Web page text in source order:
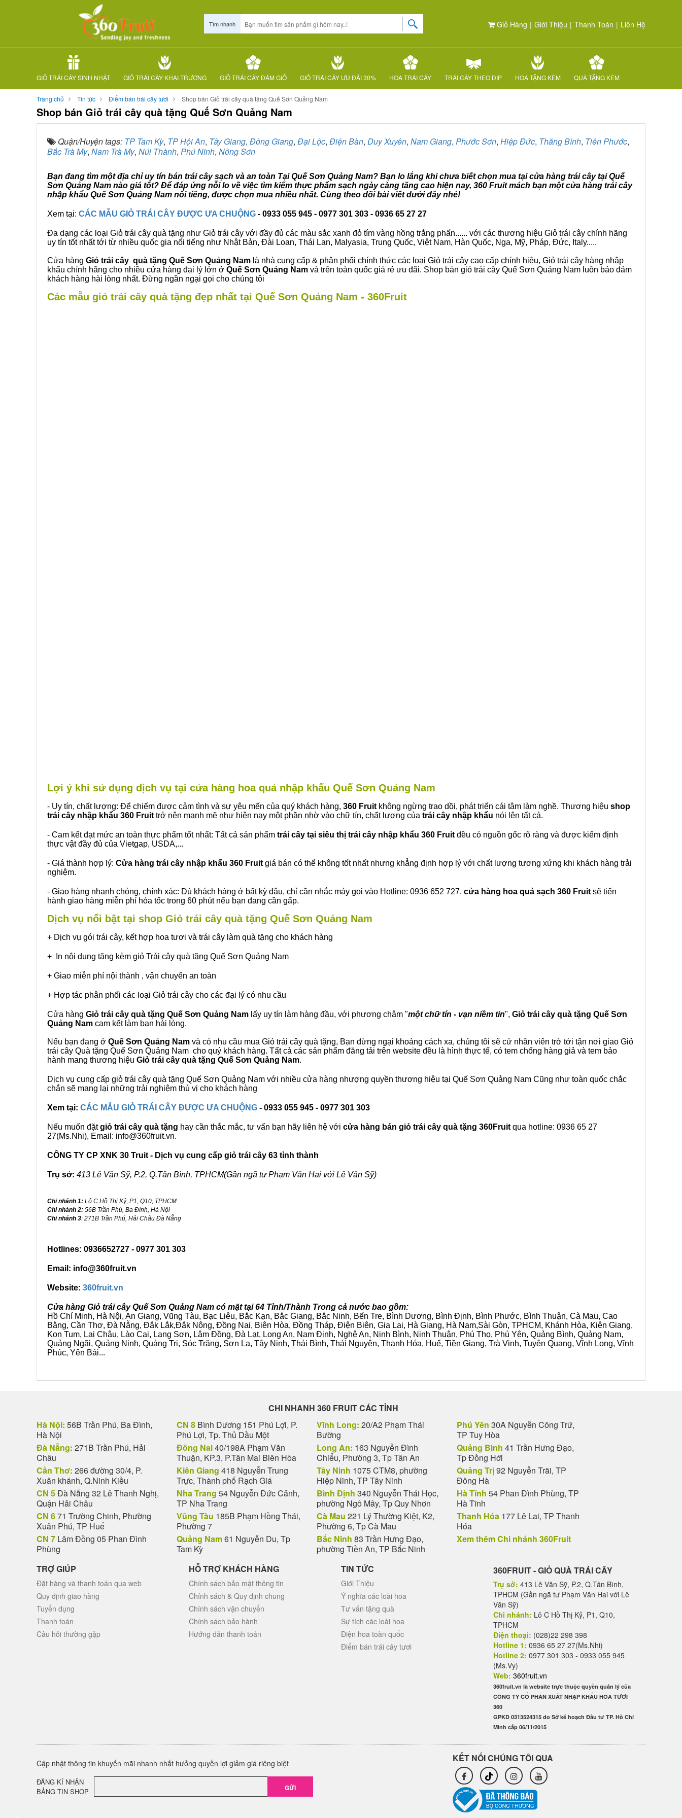
Giỏ Hàng | Giới Thiệu | Thanh Toán | Liên Hệ
Tìm nhanh
GIỎ TRÁI CÂY SINH NHẬT GIỎ TRÁI CÂY KHAI TRƯƠNG GIỎ TRÁI CÂY ĐÁM GIỖ GIỎ TRÁI CÂY ƯU ĐÃI 30% HOA TRÁI CÂY TRÁI CÂY THEO DỊP HOA TẶNG KÈM QUÀ TẶNG KÈM
Trang chủ Tin tức Điểm bán trái cây tươi Shop bán Giỏ trái cây quà tặng Quế Sơn Quảng Nam
Shop bán Giỏ trái cây quà tặng Quế Sơn Quảng Nam
Quận/Huyện tags: TP Tam Kỳ, TP Hội An, Tây Giang, Đông Giang, Đại Lộc, Điện Bàn, Duy Xuyên, Nam Giang, Phước Sơn, Hiệp Đức, Thăng Bình, Tiên Phước,
Bắc Trà My, Nam Trà My, Núi Thành, Phú Ninh, Nông Sơn
Bạn đang tìm một địa chỉ uy tín bán trái cây sạch và an toàn Tại Quế Sơn Quảng Nam? Bạn lo lắng khi chưa biết chọn mua tại cửa hàng trái cây tại Quế
Sơn Quảng Nam nào giá tốt? Để đáp ứng nỗi lo về việc tìm kiếm thực phẩm sạch ngày càng tăng cao hiện nay, 360 Fruit mách bạn một cửa hàng trái cây
nhập khẩu Quế Sơn Quảng Nam nổi tiếng, được chọn mua nhiều nhất. Cùng theo dõi bài viết dưới đây nhé!
Xem tại: CÁC MẪU GIỎ TRÁI CÂY ĐƯỢC ƯA CHUỘNG - 0933 055 945 - 0977 301 303 - 0936 65 27 27
Đa dạng các loại Giỏ trái cây quà tặng như Giỏ trái cây với đầy đủ các màu sắc xanh đỏ tím vàng hồng trắng phấn...... với các thương hiệu Giỏ trái cây chính hãng
uy tín tốt nhất tới từ nhiều quốc gia nổi tiếng như Nhật Bản, Đài Loan, Thái Lan, Malyasia, Trung Quốc, Việt Nam, Hàn Quốc, Nga, Mỹ, Pháp, Đức, Italy.....
Cửa hàng Giỏ trái cây quà tặng Quế Sơn Quảng Nam là nhà cung cấp & phân phối chính thức các loại Giỏ trái cây cao cấp chính hiệu, Giỏ trái cây hàng nhập
khẩu chính hãng cho nhiều cửa hàng đại lý lớn ở Quế Sơn Quảng Nam và trên toàn quốc giá rẻ ưu đãi. Shop bán giỏ trái cây Quế Sơn Quảng Nam luôn bảo đảm
khách hàng hài lòng nhất. Đừng ngần ngại gọi cho chúng tôi
Các mẫu giỏ trái cây quà tặng đẹp nhất tại Quế Sơn Quảng Nam - 360Fruit
Lợi ý khi sử dụng dịch vụ tại cửa hàng hoa quả nhập khẩu Quế Sơn Quảng Nam
- Uy tín, chất lượng: Để chiếm được cảm tình và sự yêu mến của quý khách hàng, 360 Fruit không ngừng trao dồi, phát triển cái tâm làm nghề. Thương hiệu shop
trái cây nhập khẩu 360 Fruit trở nên mạnh mẽ như hiện nay một phần nhờ vào chữ tín, chất lượng của trái cây nhập khẩu nói lên tất cả.
- Cam kết đạt mức an toàn thực phẩm tốt nhất: Tất cả sản phẩm trái cây tại siêu thị trái cây nhập khẩu 360 Fruit đều có nguồn gốc rõ ràng và được kiểm định
thực vật đầy đủ của Vietgap, USDA,...
- Giá thành hợp lý: Cửa hàng trái cây nhập khẩu 360 Fruit giá bán có thể không tốt nhất nhưng khẳng định hợp lý với chất lượng tương xứng khi khách hàng trải
nghiệm.
- Giao hàng nhanh chóng, chính xác: Dù khách hàng ở bất kỳ đâu, chỉ cần nhắc máy gọi vào Hotline: 0936 652 727, cửa hàng hoa quả sạch 360 Fruit sẽ tiến
hành giao hàng miễn phí hỏa tốc trong 60 phút nếu bạn đang cần gấp.
Dịch vụ nổi bật tại shop Giỏ trái cây quà tặng Quế Sơn Quảng Nam
+ Dịch vụ gói trái cây, kết hợp hoa tươi và trái cây làm quà tặng cho khách hàng
+ In nội dung tặng kèm giỏ Trái cây quà tặng Quế Sơn Quảng Nam
+ Giao miễn phí nội thành , vận chuyển an toàn
+ Hợp tác phân phối các loại Giỏ trái cây cho các đại lý có nhu cầu
Cửa hàng Giỏ trái cây quà tặng Quế Sơn Quảng Nam lấy uy tín làm hàng đầu, với phương châm "một chữ tín - vạn niềm tin", Giỏ trái cây quà tặng Quế Sơn
Quảng Nam cam kết làm bạn hài lòng.
Nếu bạn đang ở Quế Sơn Quảng Nam và có nhu cầu mua Giỏ trái cây quà tặng, Bạn đừng ngại khoảng cách xa, chúng tôi sẽ cử nhân viên trở tới tận nơi giao Giỏ
trái cây Quà tặng Quế Sơn Quảng Nam cho quý khách hàng. Tất cả các sản phẩm đăng tải trên website đều là hình thực tế, có tem chống hàng giả và tem bảo
hành mang thương hiệu Giỏ trái cây quà tặng Quế Sơn Quảng Nam.
Dịch vụ cung cấp giỏ trái cây quà tặng Quế Sơn Quảng Nam với nhiều cửa hàng nhượng quyền thương hiệu tại Quế Sơn Quảng Nam Cũng như toàn quốc chắc
chắn sẽ mang lại những trải nghiệm thù vị cho khách hàng
Xem tại: CÁC MẪU GIỎ TRÁI CÂY ĐƯỢC ƯA CHUỘNG - 0933 055 945 - 0977 301 303
Nếu muốn đặtgiỏ trái cây quà tặng hay cần thắc mắc, tư vấn bạn hãy liên hệ với cửa hàng bán giỏ trái cây quà tặng 360Fruit qua hotline: 0936 65 27
27(Ms.Nhi), Email: info@360fruit.vn.
CÔNG TY CP XNK 30 Truit - Dịch vụ cung cấp giỏ trái cây 63 tỉnh thành
Trụ sở: 413 Lê Văn Sỹ, P.2, Q.Tân Bình, TPHCM(Gần ngã tư Phạm Văn Hai với Lê Văn Sỹ)
Chi nhánh 1: Lô C Hồ Thị Kỷ, P1, Q10, TPHCM
Chi nhánh 2: 56B Trần Phú, Ba Đình, Hà Nội
Chi nhánh 3: 271B Trần Phú, Hải Châu Đà Nẵng
Hotlines: 0936652727 - 0977 301 303
Email: info@360fruit.vn
Website: 360fruit.vn
Cửa hàng Giỏ trái cây Quế Sơn Quảng Nam có mặt tại 64 Tỉnh/Thành Trong cả nước bao gồm:
Hồ Chí Minh, Hà Nội, An Giang, Vũng Tàu, Bạc Liêu, Bắc Kạn, Bắc Giang, Bắc Ninh, Bến Tre, Bình Dương, Bình Định, Bình Phước, Bình Thuận, Cà Mau, Cao
Bằng, Cần Thơ, Đà Nẵng, Đắk Lắk,Đắk Nông, Đồng Nai, Biên Hòa, Đồng Tháp, Điện Biên, Gia Lai, Hà Giang, Hà Nam,Sài Gòn, TPHCM, Khánh Hòa, Kiên Giang,
Kon Tum, Lai Châu, Lào Cai, Lạng Sơn, Lâm Đồng, Đà Lạt, Long An, Nam Định, Nghệ An, Ninh Bình, Ninh Thuận, Phú Thọ, Phú Yên, Quảng Bình, Quảng Nam,
Quảng Ngãi, Quảng Ninh, Quảng Trị, Sóc Trăng, Sơn La, Tây Ninh, Thái Bình, Thái Nguyên, Thanh Hóa, Huế, Tiền Giang, Trà Vinh, Tuyên Quang, Vĩnh Long, Vĩnh
Phúc, Yên Bái...
CHI NHANH 360 FRUIT CÁC TỈNH
Hà Nội: 56B Trần Phú, Ba Đình,
Hà Nội
Đà Nẵng: 271B Trần Phú, Hải
Châu
Cần Thơ: 266 đường 30/4, P.
Xuân khánh, Q.Ninh Kiều
CN 5Đà Nẵng 32 Lê Thanh Nghị,
Quận Hải Châu
CN 671 Trường Chinh, Phường
Xuân Phú, TP Huế
CN 7 Lâm Đồng 05 Phan Đình
Phùng
CN 8 Bình Dương 151 Phú Lợi, P.
Phú Lợi, Tp. Thủ Dầu Một
Đồng Nai40/198A Phạm Văn
Thuận, KP.3, P.Tân Mai Biên Hòa
Kiên Giang 418 Nguyễn Trung
Trực, Thành phố Rạch Giá
Nha Trang 54 Nguyễn Đức Cảnh,
TP Nha Trang
Vũng Tàu 185B Phạm Hồng Thái,
Phường 7
Quảng Nam61 Nguyễn Du, Tp
Tam Kỳ
Vĩnh Long: 20/A2 Phạm Thái
Bường
Long An: 163 Nguyễn Đình
Chiểu, Phường 3, Tp Tân An
Tây Ninh 1075 CTM8, phường
Hiệp Ninh, TP Tây Ninh
Bình Định 340 Nguyễn Thái Học,
phường Ngô Mây, Tp Quy Nhơn
Cà Mau 221 Lý Thường Kiệt, K2,
Phường 6, Tp Cà Mau
Bắc Ninh 83 Trần Hưng Đạo,
phường Tiền An, TP Bắc Ninh
Phú Yên 30A Nguyễn Công Trứ,
TP Tuy Hòa
Quảng Bình 41 Trần Hưng Đạo,
Tp Đồng Hới
Quảng Trị92 Nguyễn Trãi, TP
Đông Hà
Hà Tĩnh 54 Phan Đình Phùng, TP
Hà Tĩnh
Thanh Hóa 177 Lê Lai, TP Thanh
Hóa
Xem thêm Chi nhánh 360Fruit
TRỢ GIÚP
Đặt hàng và thanh toán qua web
Quy định giao hàng
Tuyển dụng
Thanh toán
Câu hỏi thường gặp
HỖ TRỢ KHÁCH HÀNG
Chính sách bảo mật thông tin
Chính sách & Quy định chung
Chính sách vận chuyển
Chính sách bảo hành
Hướng dẫn thanh toán
TIN TỨC
Giới Thiệu
Ý nghĩa các loài hoa
Tư vấn tặng quà
Sự tích các loài hoa
Điện hoa toàn quốc
Điểm bán trái cây tươi
360FRUIT - GIỎ QUÀ TRÁI CÂY
Trụ sở: 413 Lê Văn Sỹ, P.2, Q.Tân Bình,
TPHCM (Gần ngã tư Phạm Văn Hai với Lê
Văn Sỹ)
Chi nhánh: Lô C Hồ Thị Kỷ, P1, Q10,
TPHCM
Điện thoại: (028)22 298 398
Hotline 1: 0936 65 27 27(Ms.Nhi)
Hotline 2: 0977 301 303 - 0933 055 945
(Ms.Vy)
Web: 360fruit.vn
360fruit.vn là website trực thuộc quyền quản lý của
CÔNG TY CỔ PHẦN XUẤT NHẬP KHẨU HOA TƯƠI
360
GPKD 0313524315 do Sở kế hoạch Đầu tư TP. Hồ Chí
Minh cấp 06/11/2015
Cập nhật thông tin khuyến mãi nhanh nhất hưởng quyền lợi giảm giá riêng biệt
ĐĂNG KÍ NHẬN
BẢNG TIN SHOP
GỬI
KẾT NỐI CHÚNG TÔI QUA